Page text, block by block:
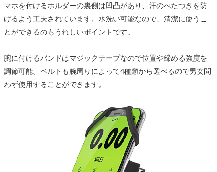
マホを付けるホルダーの裏側は凹凸があり、汗のべたつきを防
げるよう工夫されています。水洗い可能なので、清潔に使うこ
とができるのもうれしいポイントです。
腕に付けるバンドはマジックテープなので位置や締める強度を
調節可能。ベルトも腕周りによって4種類から選べるので男女問
わず使用することができます。